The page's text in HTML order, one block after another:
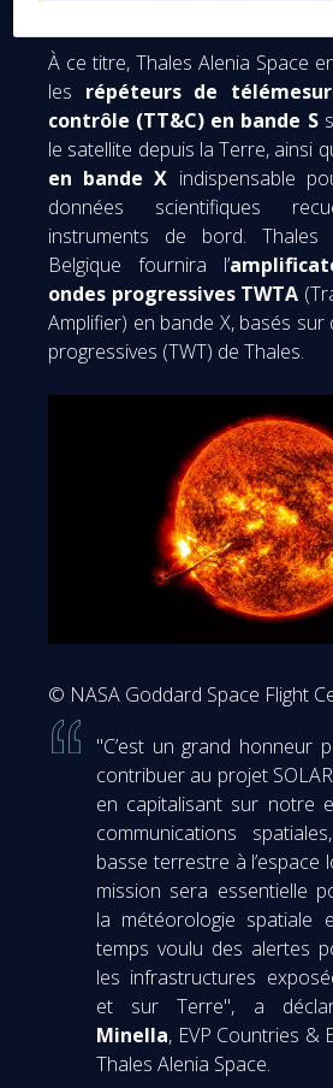
À ce titre, Thales Alenia Space
les répéteurs de
contrôle (TT&C) en bande S
le satellite depuis la Terre, ainsi
en bande X indispensable
données scientifiques
instruments de bord. Thales
Belgique fournira l’
ondes progressives TWTA
Amplifier) en bande X, basés
progressives (TWT) de Thales.
© NASA Goddard Space Flight
"C’est un grand honneur
contribuer au projet
en capitalisant sur notre
communications
basse terrestre à l’espace
mission sera essentielle
la météorologie spatiale
temps voulu des alertes
les infrastructures
et sur Terre", a
Minella, EVP Countries &
Thales Alenia Space.